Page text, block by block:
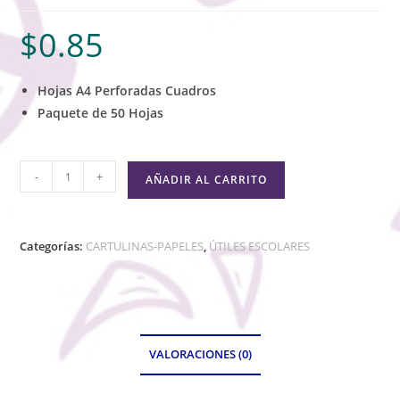
$0.85
Hojas A4 Perforadas Cuadros
Paquete de 50 Hojas
- + AÑADIR AL CARRITO
Categorías: CARTULINAS-PAPELES, ÚTILES ESCOLARES
VALORACIONES (0)